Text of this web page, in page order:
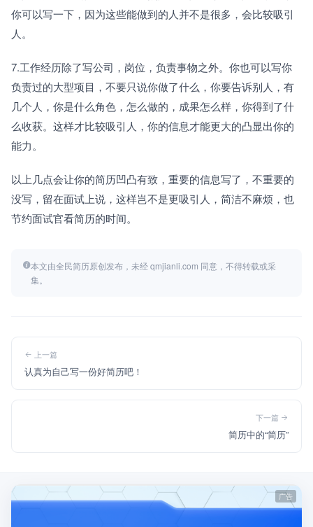
你可以写一下，因为这些能做到的人并不是很多，会比较吸引
人。
7.工作经历除了写公司，岗位，负责事物之外。你也可以写你
负责过的大型项目，不要只说你做了什么，你要告诉别人，有
几个人，你是什么角色，怎么做的，成果怎么样，你得到了什
么收获。这样才比较吸引人，你的信息才能更大的凸显出你的
能力。
以上几点会让你的简历凹凸有致，重要的信息写了，不重要的
没写，留在面试上说，这样岂不是更吸引人，简洁不麻烦，也
节约面试官看简历的时间。
本文由全民简历原创发布，未经 qmjianli.com 同意，不得转载或采
集。
上一篇
认真为自己写一份好简历吧！
下一篇
简历中的“简历”